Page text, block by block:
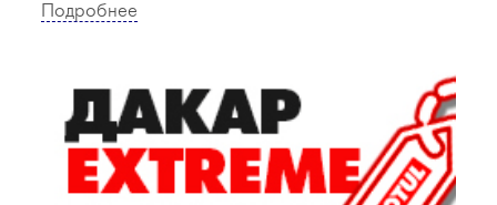
Подробнее